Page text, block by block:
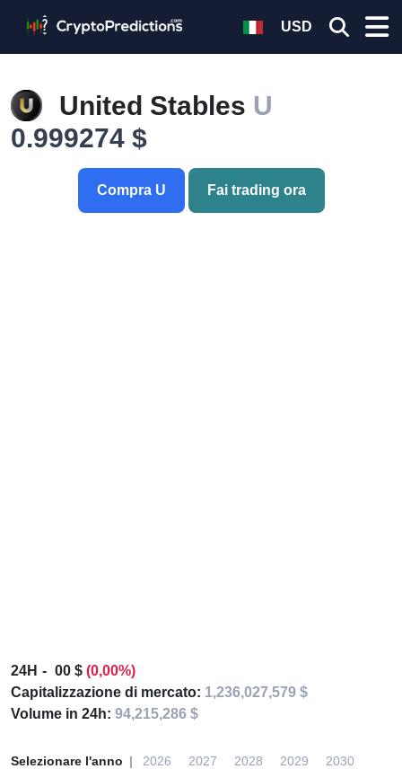
USD
United Stables U
0.999274 $
Compra U Fai trading ora
24H 00 $ (0,00%)
Capitalizzazione di mercato: 1,236,027,579 $
Volume in 24h: 94,215,286 $
Selezionare l'anno 2026 2027 2028 2029 2030